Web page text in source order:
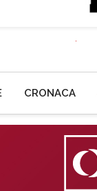
CRONACA